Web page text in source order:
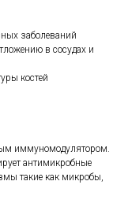
заболеваний
в сосудах и
костей
иммуномодулятором.
антимикробные
такие как микробы,